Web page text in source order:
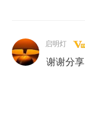
启明灯
谢谢分享